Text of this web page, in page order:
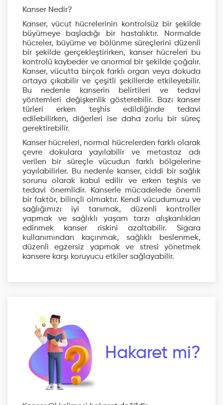
Kanser Nedir?
Kanser, vücut hücrelerinin kontrolsüz bir şekilde
büyümeye başladığı bir hastalıktır. Normalde
hücreler, büyüme ve bölünme süreçlerini düzenli
bir şekilde gerçekleştirirken, kanser hücreleri bu
kontrolü kaybeder ve anormal bir şekilde çoğalır.
Kanser, vücutta birçok farklı organ veya dokuda
ortaya çıkabilir ve çeşitli şekillerde etkileyebilir.
Bu nedenle kanserin belirtileri ve tedavi
yöntemleri değişkenlik gösterebilir. Bazı kanser
türleri erken teşhis edildiğinde tedavi
edilebilirken, diğerleri ise daha zorlu bir süreç
gerektirebilir.
Kanser hücreleri, normal hücrelerden farklı olarak
çevre dokulara yayılabilir ve metastaz adı
verilen bir süreçle vücudun farklı bölgelerine
yayılabilirler. Bu nedenle kanser, ciddi bir sağlık
sorunu olarak kabul edilir ve erken teşhis ve
tedavi önemlidir. Kanserle mücadelede önemli
bir faktör, bilinçli olmaktır. Kendi vücudumuzu ve
sağlığımızı iyi tanımak, düzenli kontroller
yapmak ve sağlıklı yaşam tarzı alışkanlıkları
edinmek kanser riskini azaltabilir. Sigara
kullanımından kaçınmak, sağlıklı beslenmek,
düzenli egzersiz yapmak ve stresi yönetmek
kansere karşı koruyucu etkiler sağlayabilir.
Hakaret mi?